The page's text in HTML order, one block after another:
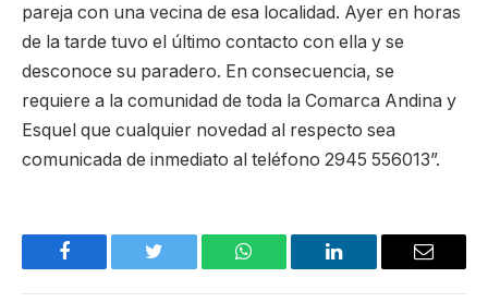
pareja con una vecina de esa localidad. Ayer en horas
de la tarde tuvo el último contacto con ella y se
desconoce su paradero. En consecuencia, se
requiere a la comunidad de toda la Comarca Andina y
Esquel que cualquier novedad al respecto sea
comunicada de inmediato al teléfono 2945 556013”.
Facebook Twitter WhatsApp LinkedIn Email